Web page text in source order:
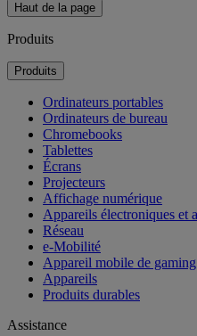
Haut de la page
Produits
Produits
Ordinateurs portables
Ordinateurs de bureau
Chromebooks
Tablettes
Écrans
Projecteurs
Affichage numérique
Appareils électroniques et
Réseau
e-Mobilité
Appareil mobile de gaming
Appareils
Produits durables
Assistance